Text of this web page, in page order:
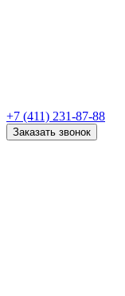
+7 (411) 231-87-88
Заказать звонок